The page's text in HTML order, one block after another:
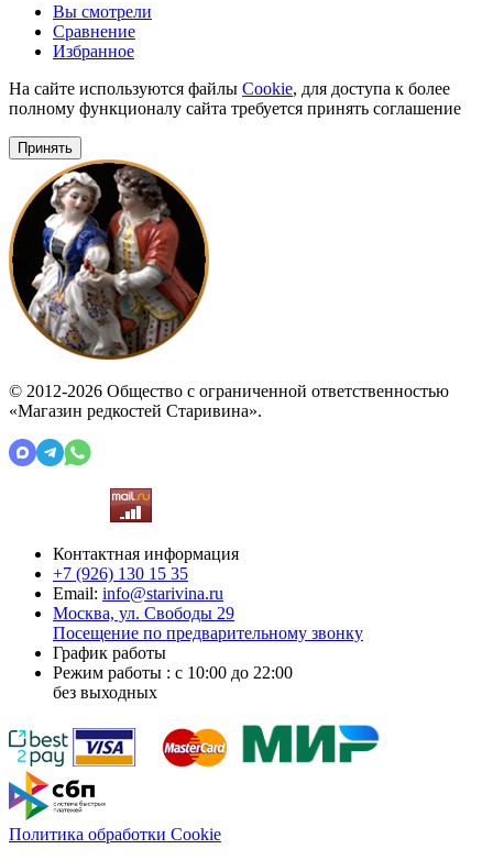
Вы смотрели
Сравнение
Избранное
На сайте используются файлы Cookie, для доступа к более
полному функционалу сайта требуется принять соглашение
Принять
© 2012-2026 Общество с ограниченной ответственностью
«Магазин редкостей Старивина».
Контактная информация
+7 (926) 130 15 35
Email: info@starivina.ru
Москва, ул. Свободы 29
Посещение по предварительному звонку
График работы
Режим работы : с 10:00 до 22:00
без выходных
Политика обработки Cookie